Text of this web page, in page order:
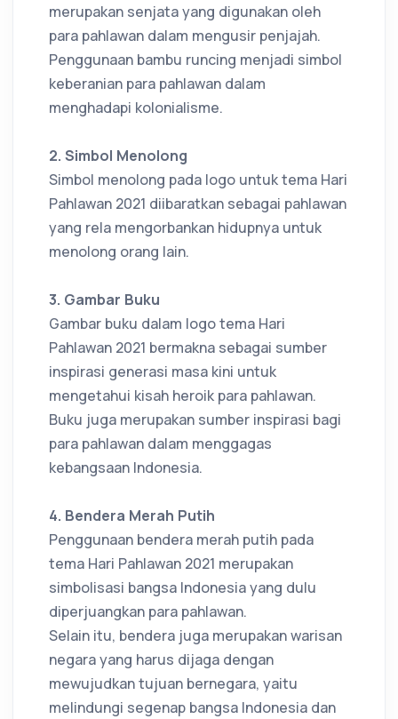
merupakan senjata yang digunakan oleh
para pahlawan dalam mengusir penjajah.
Penggunaan bambu runcing menjadi simbol
keberanian para pahlawan dalam
menghadapi kolonialisme.
2. Simbol Menolong
Simbol menolong pada logo untuk tema Hari
Pahlawan 2021 diibaratkan sebagai pahlawan
yang rela mengorbankan hidupnya untuk
menolong orang lain.
3. Gambar Buku
Gambar buku dalam logo tema Hari
Pahlawan 2021 bermakna sebagai sumber
inspirasi generasi masa kini untuk
mengetahui kisah heroik para pahlawan.
Buku juga merupakan sumber inspirasi bagi
para pahlawan dalam menggagas
kebangsaan Indonesia.
4. Bendera Merah Putih
Penggunaan bendera merah putih pada
tema Hari Pahlawan 2021 merupakan
simbolisasi bangsa Indonesia yang dulu
diperjuangkan para pahlawan.
Selain itu, bendera juga merupakan warisan
negara yang harus dijaga dengan
mewujudkan tujuan bernegara, yaitu
melindungi segenap bangsa Indonesia dan